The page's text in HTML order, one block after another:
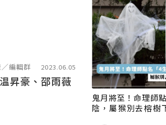
編輯群 2023.06.05
昇豪、邵雨薇
鬼月將至！命理師
陰，屬猴別去榕樹